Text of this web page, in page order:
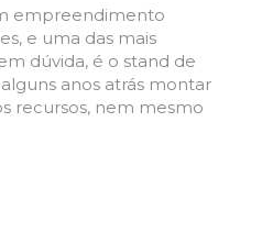
empreendimento
e uma das mais
dúvida, é o stand de
anos atrás montar
recursos, nem mesmo